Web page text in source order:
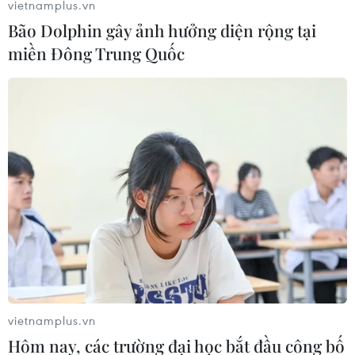
buồn" về vụ việc này.
Australia: Có khoảng 30 con tin trong vụ
bắt cóc ở Sydney
vietnamplus.vn
Bão Dolphin gây ảnh hưởng diện rộng tại
miền Đông Trung Quốc
vietnamplus.vn
Hôm nay, các trường đại học bắt đầu công bố